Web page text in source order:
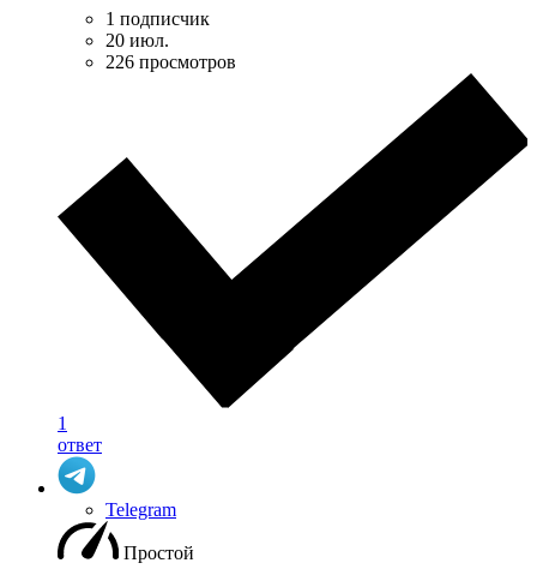
1 подписчик
20 июл.
226 просмотров
1
ответ
Telegram
Простой